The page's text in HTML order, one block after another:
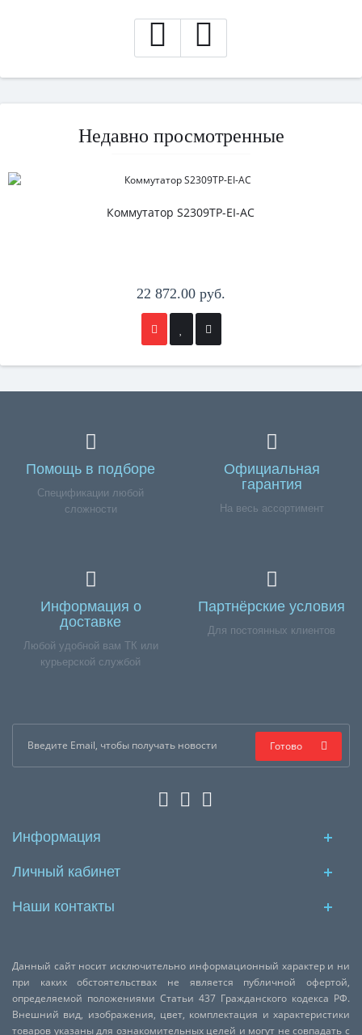
Недавно просмотренные
Коммутатор S2309TP-EI-AC
22 872.00 руб.
Помощь в подборе
Спецификации любой
сложности
Официальная
гарантия
На весь ассортимент
Информация о
доставке
Любой удобной вам ТК или
курьерской службой
Партнёрские условия
Для постоянных клиентов
Готово
Информация
Личный кабинет
Наши контакты
Данный сайт носит исключительно информационный характер и ни
при каких обстоятельствах не является публичной офертой,
определяемой положениями Статьи 437 Гражданского кодекса РФ.
Внешний вид, изображения, цвет, комплектация и характеристики
товаров указаны для ознакомительных целей и могут не совпадать с